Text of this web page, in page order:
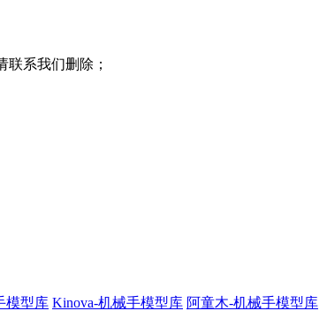
系我们删除；
模型库 Kinova-机械手模型库 阿童木-机械手模型库